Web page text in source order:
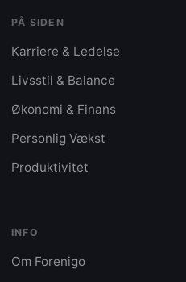
PÅ SIDEN
Karriere & Ledelse
Livsstil & Balance
Økonomi & Finans
Personlig Vækst
Produktivitet
INFO
Om Forenigo